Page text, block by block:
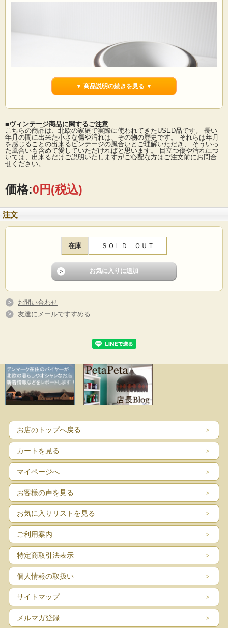
フィンランド、ARABIAの人気デザイナー、Ulla Procope（ウラ・プロコッペ）フ
ォルムデザイン、Raija Uoshikkinen（ライヤ・ウォシッキネン）デコレートデザ
インのRosmarinシリーズのボウルです。ハンドペイントならではの自由で生き生
きとした絵付けが魅力です。程よい大きさで多様にお使い頂けそうです。
■製造国：フィンランド
■メーカー：ARABIA（アラビア）
■デコレートデザイン：Raija Uoshikkinen（ライヤ・ウォシッキネン）
■製造年代：1966年～1977年
■サイズ ：Φ13.5cm、高さ5cm
▼ 商品説明の続きを見る ▼
■ヴィンテージ商品に関するご注意
こちらの商品は、北欧の家庭で実際に使われてきたUSED品です。 長い
年月の間に出来た小さな傷や汚れは、その物の歴史です。 それらは年月
を感じることの出来るビンテージの風合いとご理解いただき、 そういっ
た風合いも含めて愛していただければと思います。 目立つ傷や汚れにつ
いては、出来るだけご説明いたしますがご心配な方はご注文前にお問合
せください。
価格:0円(税込)
注文
在庫 ＳＯＬＤ ＯＵＴ
お問い合わせ
友達にメールですすめる
お店のトップへ戻る
カートを見る
マイページへ
お客様の声を見る
お気に入りリストを見る
ご利用案内
特定商取引法表示
個人情報の取扱い
サイトマップ
メルマガ登録